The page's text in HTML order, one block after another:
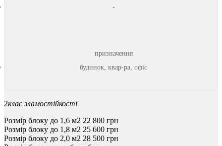
-
призначення
будинок, квар-ра, офіс
2клас зламостійкості
Розмір блоку до 1,6 м2 22 800 грн
Розмір блоку до 1,8 м2 25 600 грн
Розмір блоку до 2,0 м2 28 500 грн